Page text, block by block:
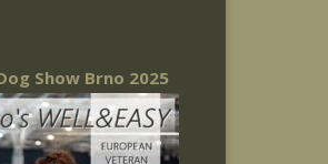
Show Brno 2025